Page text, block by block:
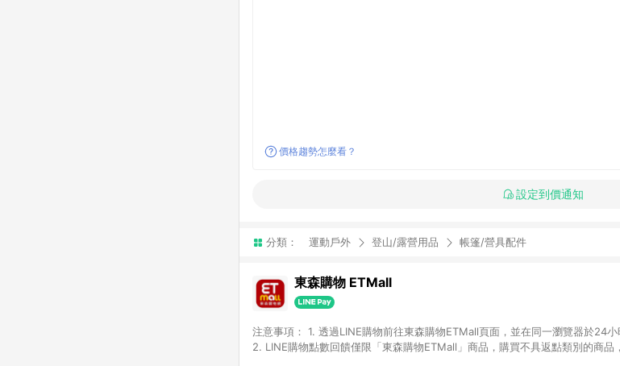
價格趨勢怎麼看？
設定到價通知
分類： 運動戶外 登山/露營用品 帳篷/營具配件
東森購物 ETMall
注意事項： 1. 透過LINE購物前往東森購物ETMall頁面，並在同一瀏覽器於24小
2. LINE購物點數回饋僅限「東森購物ETMall」商品，購買不具返點類別的商品